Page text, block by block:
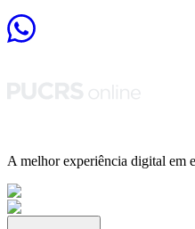
A melhor experiência digital em